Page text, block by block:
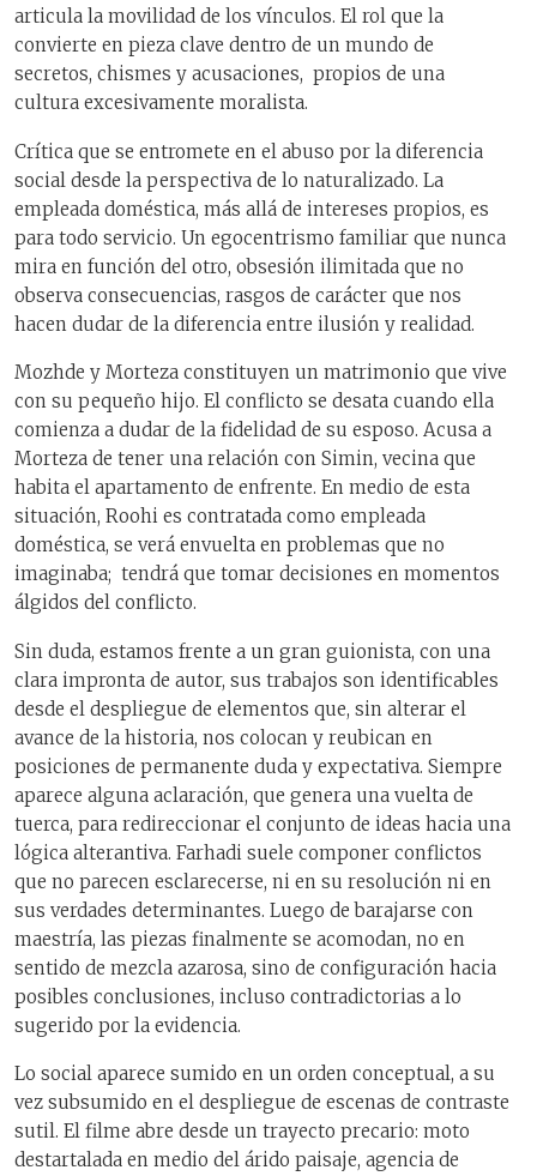
articula la movilidad de los vínculos. El rol que la
convierte en pieza clave dentro de un mundo de
secretos, chismes y acusaciones, propios de una
cultura excesivamente moralista.
Crítica que se entromete en el abuso por la diferencia
social desde la perspectiva de lo naturalizado. La
empleada doméstica, más allá de intereses propios, es
para todo servicio. Un egocentrismo familiar que nunca
mira en función del otro, obsesión ilimitada que no
observa consecuencias, rasgos de carácter que nos
hacen dudar de la diferencia entre ilusión y realidad.
Mozhde y Morteza constituyen un matrimonio que vive
con su pequeño hijo. El conflicto se desata cuando ella
comienza a dudar de la fidelidad de su esposo. Acusa a
Morteza de tener una relación con Simin, vecina que
habita el apartamento de enfrente. En medio de esta
situación, Roohi es contratada como empleada
doméstica, se verá envuelta en problemas que no
imaginaba; tendrá que tomar decisiones en momentos
álgidos del conflicto.
Sin duda, estamos frente a un gran guionista, con una
clara impronta de autor, sus trabajos son identificables
desde el despliegue de elementos que, sin alterar el
avance de la historia, nos colocan y reubican en
posiciones de permanente duda y expectativa. Siempre
aparece alguna aclaración, que genera una vuelta de
tuerca, para redireccionar el conjunto de ideas hacia una
lógica alterantiva. Farhadi suele componer conflictos
que no parecen esclarecerse, ni en su resolución ni en
sus verdades determinantes. Luego de barajarse con
maestría, las piezas finalmente se acomodan, no en
sentido de mezcla azarosa, sino de configuración hacia
posibles conclusiones, incluso contradictorias a lo
sugerido por la evidencia.
Lo social aparece sumido en un orden conceptual, a su
vez subsumido en el despliegue de escenas de contraste
sutil. El filme abre desde un trayecto precario: moto
destartalada en medio del árido paisaje, agencia de